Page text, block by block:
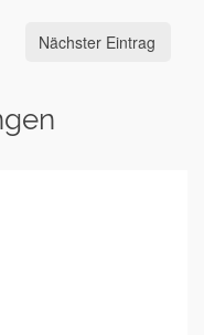
Nächster Eintrag